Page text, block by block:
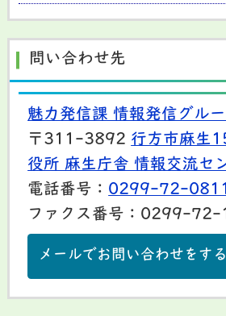
問い合わせ先
魅力発信課 情報発信グルー
〒311-3892 行方市麻生
役所 麻生庁舎 情報交流セ
電話番号： 0299-72-0811
ファクス番号：0299-
メールでお問い合わせをする